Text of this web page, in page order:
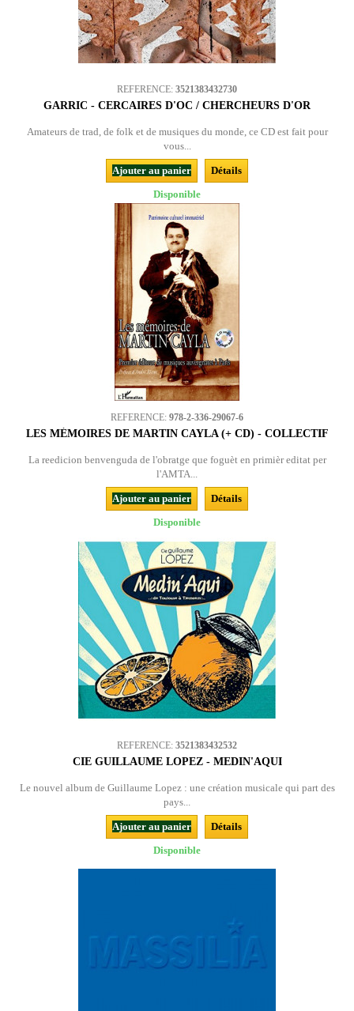
REFERENCE: 3521383432730
GARRIC - CERCAIRES D'OC / CHERCHEURS D'OR
Amateurs de trad, de folk et de musiques du monde, ce CD est fait pour
vous...
Ajouter au panier
Détails
Disponible
REFERENCE: 978-2-336-29067-6
LES MÉMOIRES DE MARTIN CAYLA (+ CD) - COLLECTIF
La reedicion benvenguda de l'obratge que foguèt en primièr editat per
l'AMTA...
Ajouter au panier
Détails
Disponible
REFERENCE: 3521383432532
CIE GUILLAUME LOPEZ - MEDIN'AQUI
Le nouvel album de Guillaume Lopez : une création musicale qui part des
pays...
Ajouter au panier
Détails
Disponible